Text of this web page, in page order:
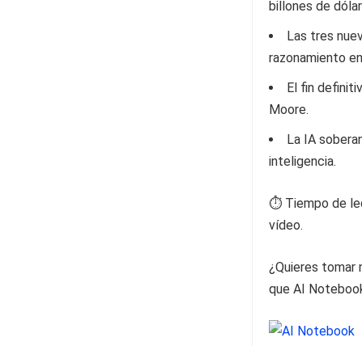
billones de
Las tres
razonamiento
El fin
Moore.
La IA
inteligencia.
⏱️ Tiempo de
vídeo.
¿Quieres tomar
que AI